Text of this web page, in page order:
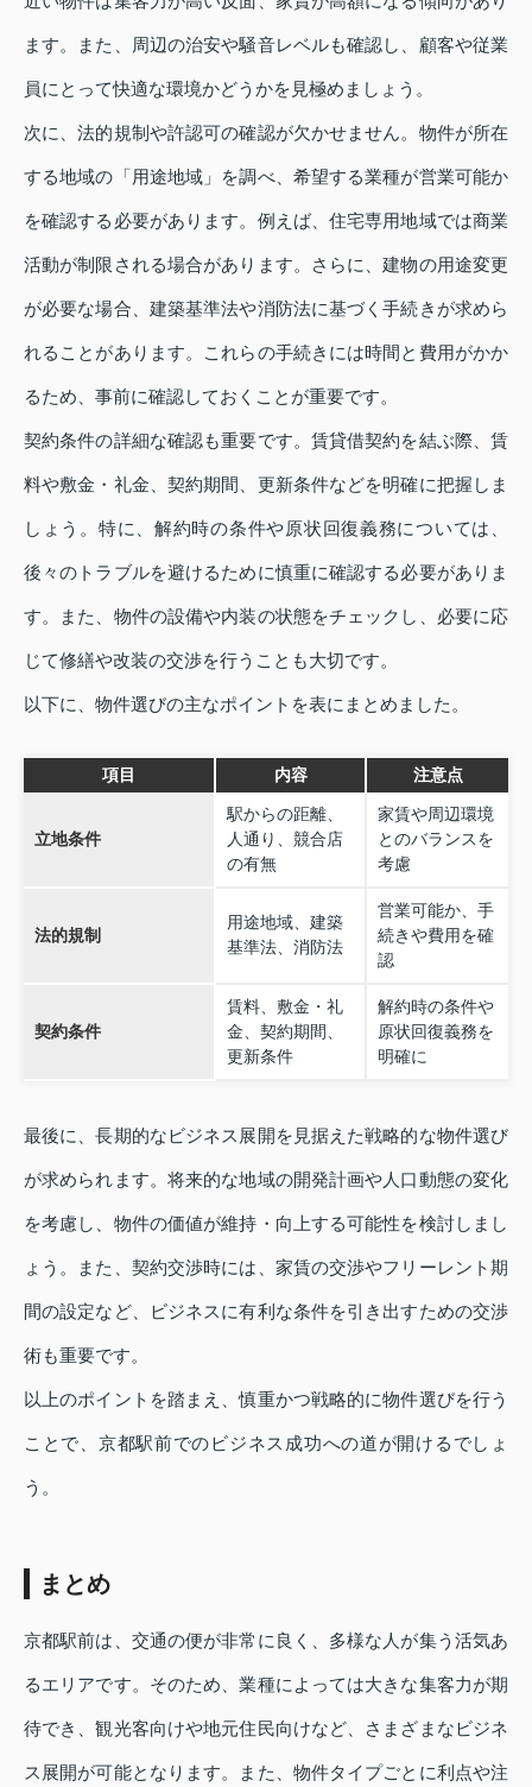
ます。また、周辺の治安や騒音レベルも確認し、顧客や従業
員にとって快適な環境かどうかを見極めましょう。
次に、法的規制や許認可の確認が欠かせません。物件が所在
する地域の「用途地域」を調べ、希望する業種が営業可能か
を確認する必要があります。例えば、住宅専用地域では商業
活動が制限される場合があります。さらに、建物の用途変更
が必要な場合、建築基準法や消防法に基づく手続きが求めら
れることがあります。これらの手続きには時間と費用がかか
るため、事前に確認しておくことが重要です。
契約条件の詳細な確認も重要です。賃貸借契約を結ぶ際、賃
料や敷金・礼金、契約期間、更新条件などを明確に把握しま
しょう。特に、解約時の条件や原状回復義務については、
後々のトラブルを避けるために慎重に確認する必要がありま
す。また、物件の設備や内装の状態をチェックし、必要に応
じて修繕や改装の交渉を行うことも大切です。
以下に、物件選びの主なポイントを表にまとめました。
項目 内容 注意点
立地条件
駅からの距離、
人通り、競合店
の有無
家賃や周辺環境
とのバランスを
考慮
法的規制
用途地域、建築
基準法、消防法
営業可能か、手
続きや費用を確
認
契約条件
賃料、敷金・礼
金、契約期間、
更新条件
解約時の条件や
原状回復義務を
明確に
最後に、長期的なビジネス展開を見据えた戦略的な物件選び
が求められます。将来的な地域の開発計画や人口動態の変化
を考慮し、物件の価値が維持・向上する可能性を検討しまし
ょう。また、契約交渉時には、家賃の交渉やフリーレント期
間の設定など、ビジネスに有利な条件を引き出すための交渉
術も重要です。
以上のポイントを踏まえ、慎重かつ戦略的に物件選びを行う
ことで、京都駅前でのビジネス成功への道が開けるでしょ
う。
まとめ
京都駅前は、交通の便が非常に良く、多様な人が集う活気あ
るエリアです。そのため、業種によっては大きな集客力が期
待でき、観光客向けや地元住民向けなど、さまざまなビジネ
ス展開が可能となります。また、物件タイプごとに利点や注